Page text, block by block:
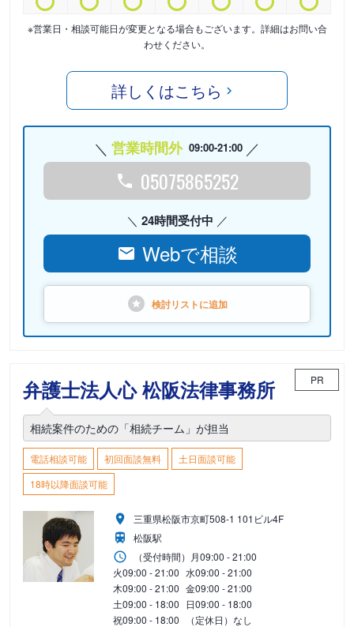
※営業日・相談可能日が変更となる場合もございます。詳細はお問い合
わせください。
詳しくはこちら
営業時間外 09:00-21:00
05075865252
24時間受付中
Webで相談
検討リストに追加
弁護士法人心 松阪法律事務所 PR
相続案件のための「相続チーム」が担当
電話相談可能 初回面談無料
土日面談可能
18時以降面談可能
三重県松阪市京町508-1 101ビル4F
松阪駅
（受付時間） 月09:00 - 21:00
火09:00 - 21:00 水09:00 - 21:00
木09:00 - 21:00 金09:00 - 21:00
土09:00 - 18:00 日09:00 - 18:00
祝09:00 - 18:00 （定休日）なし